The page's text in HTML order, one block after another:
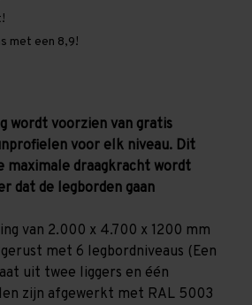
met een 8,9!
wordt voorzien van gratis
voor elk niveau. Dit
maximale draagkracht wordt
dat de legborden gaan
van 2.000 x 4.700 x 1200 mm
met 6 legbordniveaus (Een
uit twee liggers en één
zijn afgewerkt met RAL 5003